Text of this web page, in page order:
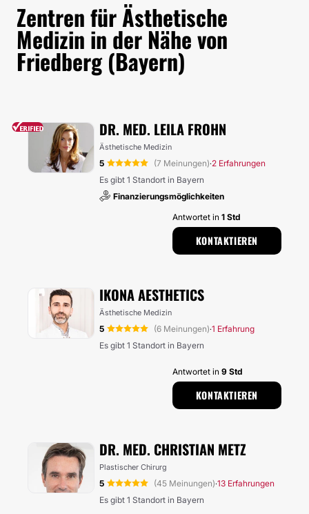
Zentren für Ästhetische
Medizin in der Nähe von
Friedberg (Bayern)
DR. MED. LEILA FROHN
Ästhetische Medizin
5 (7 Meinungen)·2 Erfahrungen
Es gibt 1 Standort in Bayern
Finanzierungsmöglichkeiten
Antwortet in 1 Std
KONTAKTIEREN
IKONA AESTHETICS
Ästhetische Medizin
5 (6 Meinungen)·1 Erfahrung
Es gibt 1 Standort in Bayern
Antwortet in 9 Std
KONTAKTIEREN
DR. MED. CHRISTIAN METZ
Plastischer Chirurg
5 (45 Meinungen)·13 Erfahrungen
Es gibt 1 Standort in Bayern